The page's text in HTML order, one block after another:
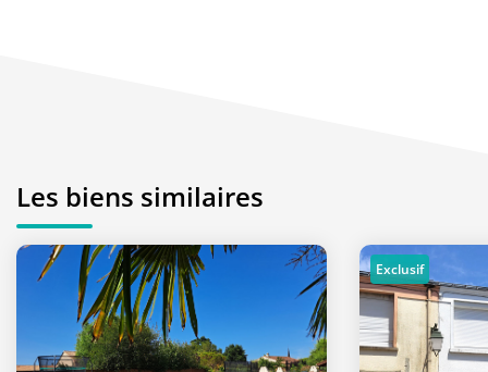
Les biens similaires
Exclusif